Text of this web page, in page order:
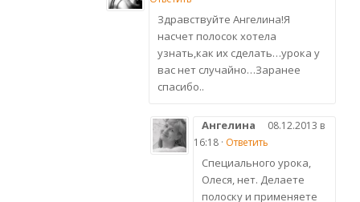
Здравствуйте Ангелина!Я
насчет полосок хотела
узнать,как их сделать…урока у
вас нет случайно…Заранее
спасибо..
Ангелина
08.12.2013 в
16:18 · Ответить
Специального урока,
Олеся, нет. Делаете
полоску и применяете